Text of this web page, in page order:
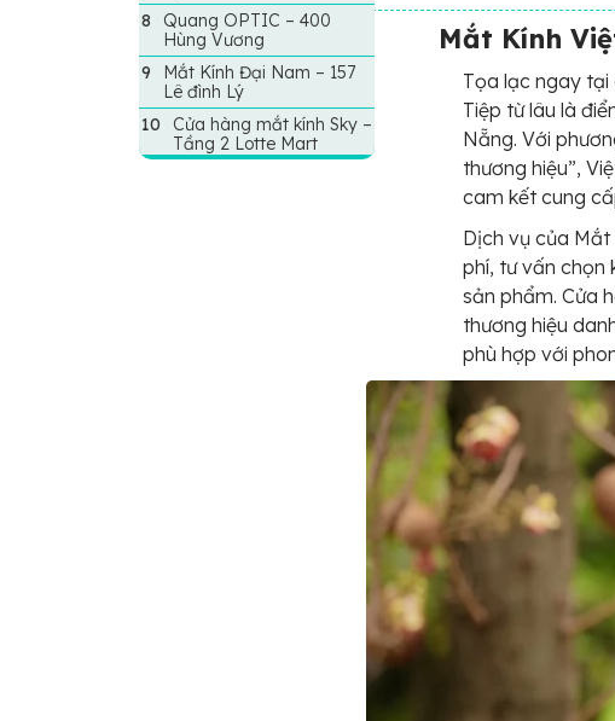
Quang OPTIC – 400
Hùng Vương
Mắt Kính Đại Nam – 157
Lê đình Lý
Cửa hàng mắt kính Sky –
Tầng 2 Lotte Mart
Mắt Kính
Tọa lạc ngay tại
Tiệp từ lâu là
Nẵng. Với
thương hiệu”,
cam kết cung
Dịch vụ của
phí, tư vấn chọn
sản phẩm. Cửa
thương hiệu
phù hợp với